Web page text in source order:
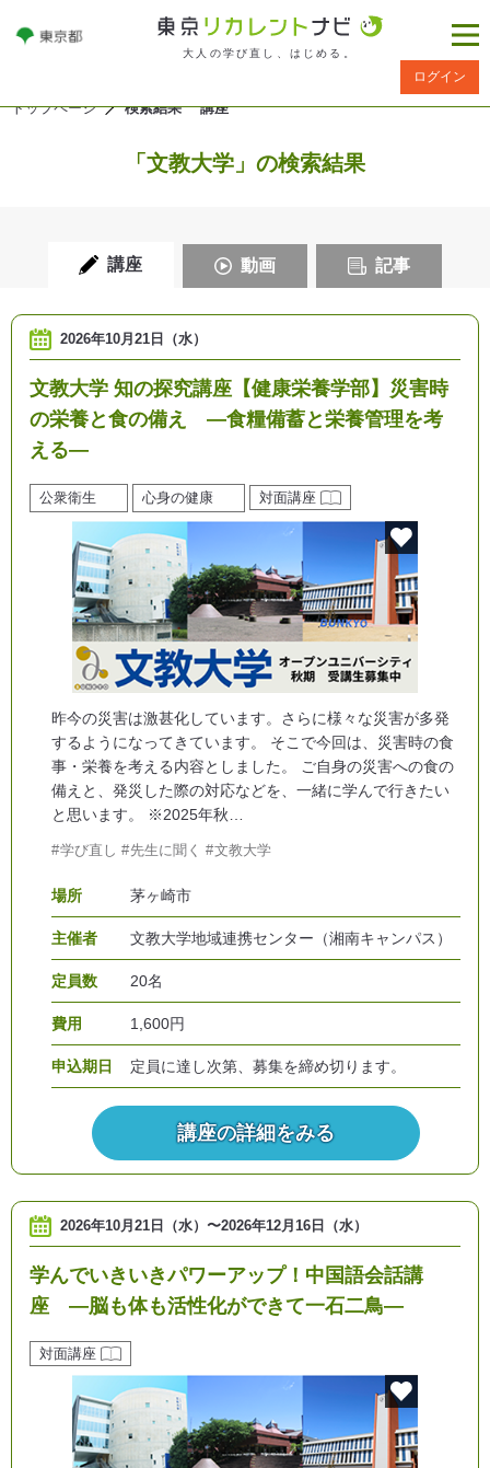
大人の学び直し、はじめる。
ログイン
トップページ 検索結果 講座
「文教大学」の検索結果
講座 動画 記事
2026年10月21日（水）
文教大学 知の探究講座【健康栄養学部】災害時
の栄養と食の備え ―食糧備蓄と栄養管理を考
える―
公衆衛生 心身の健康 対面講座
昨今の災害は激甚化しています。さらに様々な災害が多発
するようになってきています。 そこで今回は、災害時の食
事・栄養を考える内容としました。 ご自身の災害への食の
備えと、発災した際の対応などを、一緒に学んで行きたい
と思います。 ※2025年秋…
学び直し 先生に聞く 文教大学
場所 茅ヶ崎市
主催者 文教大学地域連携センター（湘南キャンパス）
定員数 20名
費用 1,600円
申込期日 定員に達し次第、募集を締め切ります。
講座の詳細をみる
2026年10月21日（水） 〜2026年12月16日（水）
学んでいきいきパワーアップ！中国語会話講
座 ―脳も体も活性化ができて一石二鳥―
対面講座